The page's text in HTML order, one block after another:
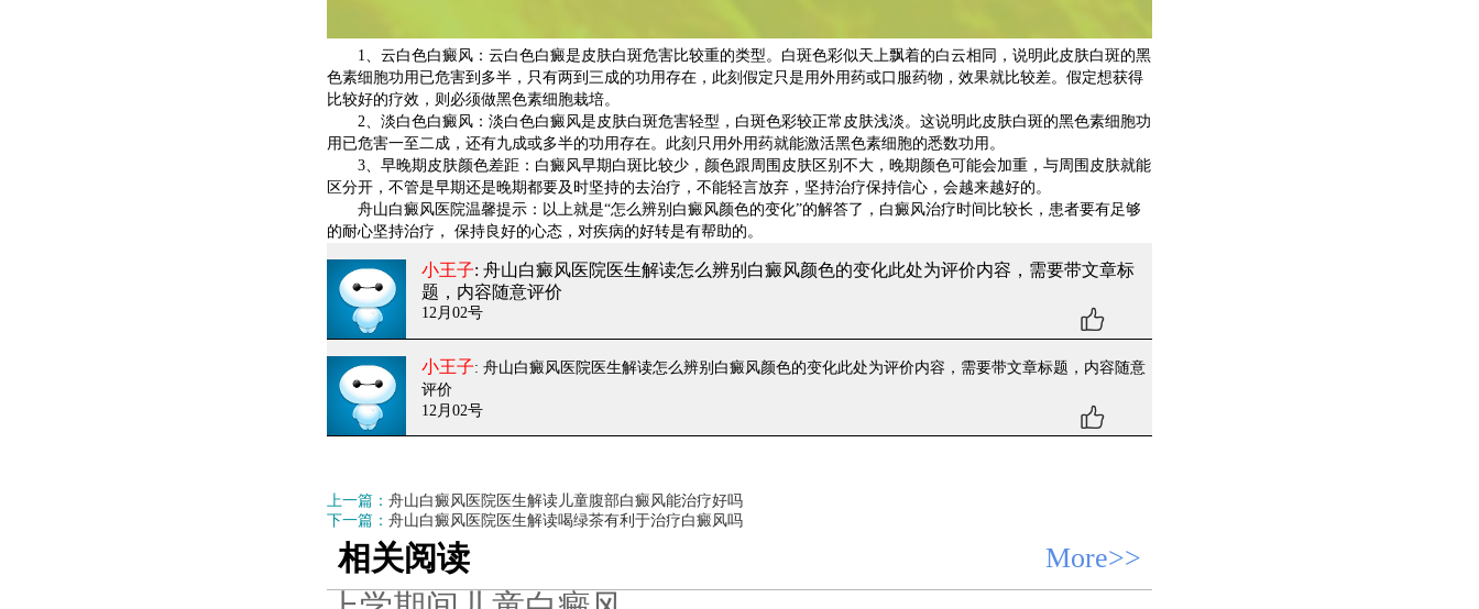
1、云白色白癜风：云白色白癜是皮肤白斑危害比较重的类型。白斑色彩似天上飘着的白云相同，说明此皮肤白斑的黑
色素细胞功用已危害到多半，只有两到三成的功用存在，此刻假定只是用外用药或口服药物，效果就比较差。假定想获得
比较好的疗效，则必须做黑色素细胞栽培。
2、淡白色白癜风：淡白色白癜风是皮肤白斑危害轻型，白斑色彩较正常皮肤浅淡。这说明此皮肤白斑的黑色素细胞功
用已危害一至二成，还有九成或多半的功用存在。此刻只用外用药就能激活黑色素细胞的悉数功用。
3、早晚期皮肤颜色差距：白癜风早期白斑比较少，颜色跟周围皮肤区别不大，晚期颜色可能会加重，与周围皮肤就能
区分开，不管是早期还是晚期都要及时坚持的去治疗，不能轻言放弃，坚持治疗保持信心，会越来越好的。
舟山白癜风医院温馨提示：以上就是“怎么辨别白癜风颜色的变化”的解答了，白癜风治疗时间比较长，患者要有足够
的耐心坚持治疗， 保持良好的心态，对疾病的好转是有帮助的。
小王子: 舟山白癜风医院医生解读怎么辨别白癜风颜色的变化此处为评价内容，需要带文章标
题，内容随意评价
12月02号
小王子: 舟山白癜风医院医生解读怎么辨别白癜风颜色的变化此处为评价内容，需要带文章标题，内容随意
评价
12月02号
上一篇： 舟山白癜风医院医生解读儿童腹部白癜风能治疗好吗
下一篇： 舟山白癜风医院医生解读喝绿茶有利于治疗白癜风吗
相关阅读 More>>